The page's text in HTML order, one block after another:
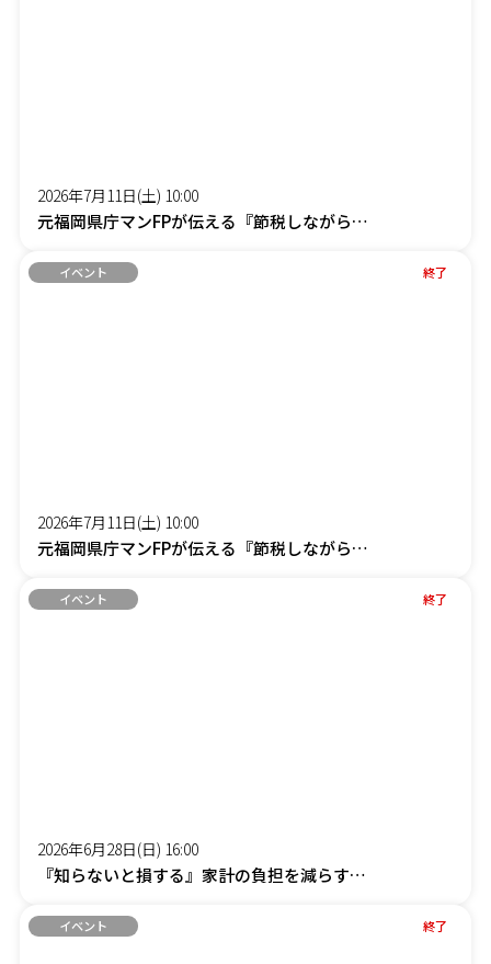
2026年7月11日(土) 10:00
元福岡県庁マンFPが伝える『節税しながら社長の手取りを増やす』オンラインセミナー
イベント 終了
2026年7月11日(土) 10:00
元福岡県庁マンFPが伝える『節税しながら社長の手取りを増やす』オンラインセミナー
イベント 終了
2026年6月28日(日) 16:00
『知らないと損する』家計の負担を減らす「賢約(けんやく)サポート」オンラインセミナー
イベント 終了